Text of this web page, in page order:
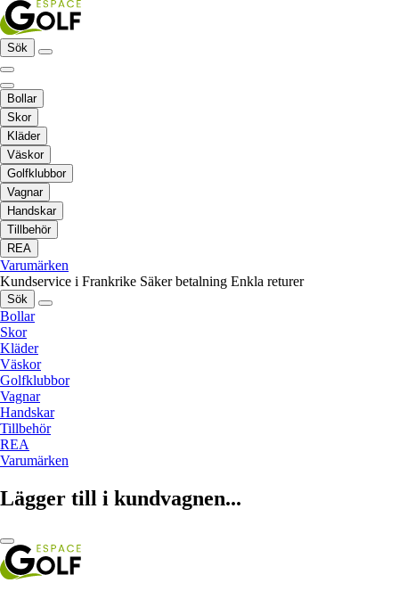
Sök
Bollar
Skor
Kläder
Väskor
Golfklubbor
Vagnar
Handskar
Tillbehör
REA
Varumärken
Kundservice i Frankrike Säker betalning Enkla returer
Sök
Bollar
Skor
Kläder
Väskor
Golfklubbor
Vagnar
Handskar
Tillbehör
REA
Varumärken
Lägger till i kundvagnen...